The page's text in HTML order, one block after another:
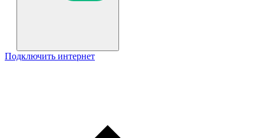
Подключить интернет